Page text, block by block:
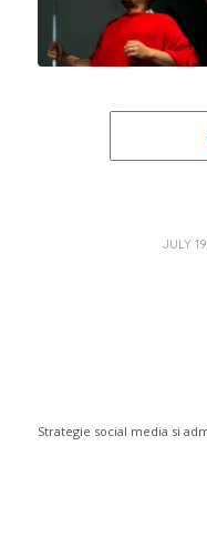
JULY
/
Strategie social media si